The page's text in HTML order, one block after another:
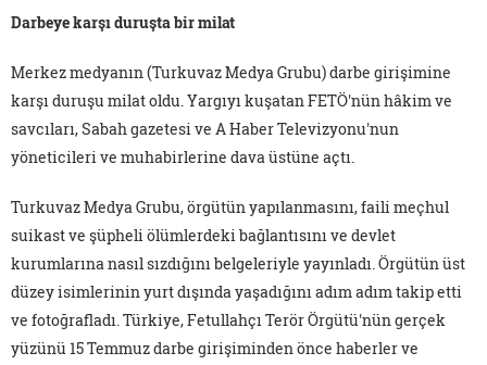
Darbeye karşı duruşta bir milat
Merkez medyanın (Turkuvaz Medya Grubu) darbe girişimine
karşı duruşu milat oldu. Yargıyı kuşatan FETÖ'nün hâkim ve
savcıları, Sabah gazetesi ve A Haber Televizyonu'nun
yöneticileri ve muhabirlerine dava üstüne açtı.
Turkuvaz Medya Grubu, örgütün yapılanmasını, faili meçhul
suikast ve şüpheli ölümlerdeki bağlantısını ve devlet
kurumlarına nasıl sızdığını belgeleriyle yayınladı. Örgütün üst
düzey isimlerinin yurt dışında yaşadığını adım adım takip etti
ve fotoğrafladı. Türkiye, Fetullahçı Terör Örgütü'nün gerçek
yüzünü 15 Temmuz darbe girişiminden önce haberler ve